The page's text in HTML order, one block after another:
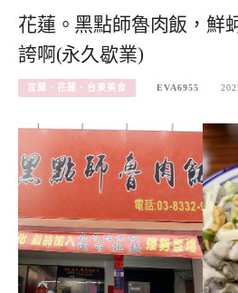
花蓮。黑點師魯肉飯，鮮
誇啊(永久歇業)
宜蘭、花蓮、台東美食 EVA6955